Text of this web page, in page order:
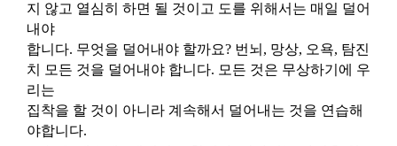
지 않고 열심히 하면 될 것이고 도를 위해서는 매일 덜어
내야
합니다. 무엇을 덜어내야 할까요? 번뇌 , 망상, 오욕, 탐진
치 모든 것을 덜어내야 합니다. 모든 것은 무상하기에 우
리는
집착을 할 것이 아니라 계속해서 덜어내는 것을 연습해
야합니다.